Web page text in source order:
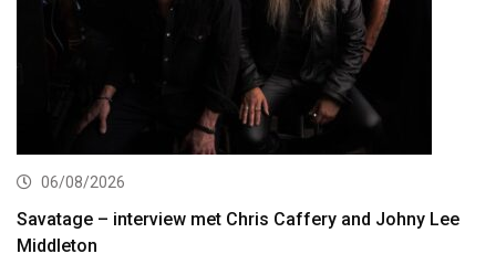
06/08/2026
Savatage – interview met Chris Caffery and Johny Lee
Middleton